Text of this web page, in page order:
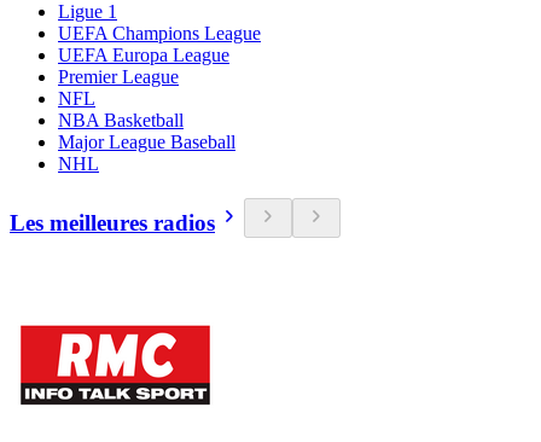
Ligue 1
UEFA Champions League
UEFA Europa League
Premier League
NFL
NBA Basketball
Major League Baseball
NHL
Les meilleures radios